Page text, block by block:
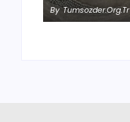
By Tumsozder.org.tr
By Tumsozder.org.tr